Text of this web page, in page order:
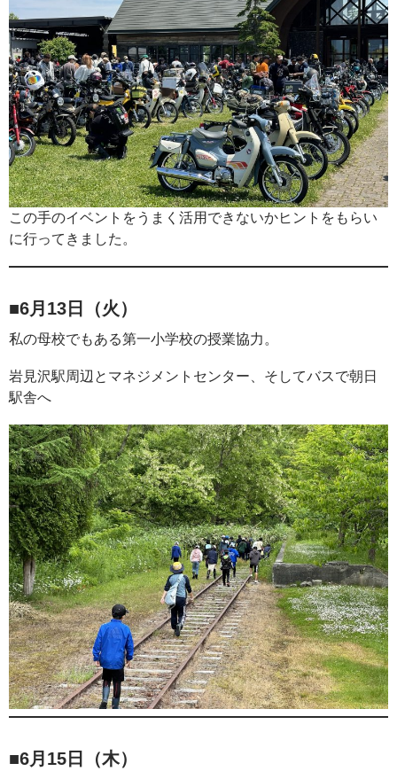
この手のイベントをうまく活用できないかヒントをもらい
に行ってきました。
■6月13日（火）
私の母校でもある第一小学校の授業協力。
岩見沢駅周辺とマネジメントセンター、そしてバスで朝日
駅舎へ
■6月15日（木）